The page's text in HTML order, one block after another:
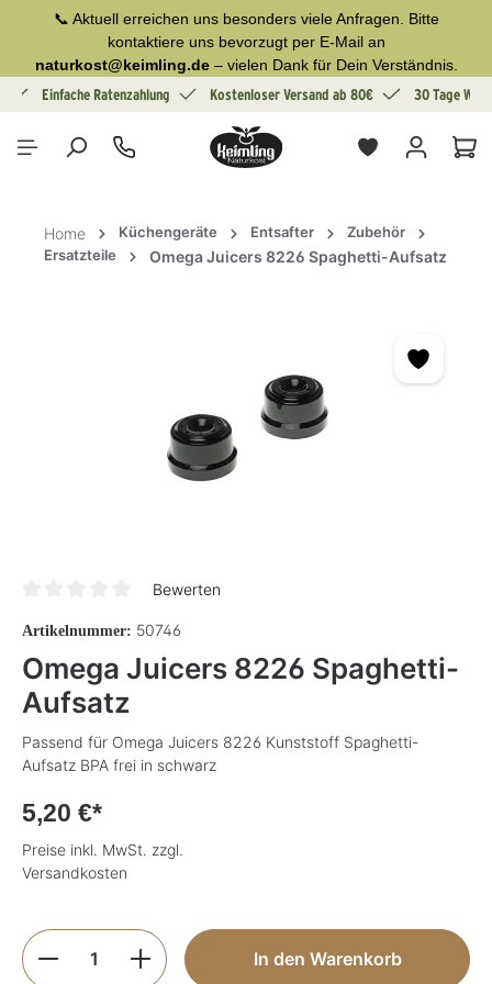
springen
📞 Aktuell erreichen uns besonders viele Anfragen. Bitte
kontaktiere uns bevorzugt per E-Mail an
naturkost@keimling.de– vielen Dank für Dein Verständnis.
Einfache Ratenzahlung Kostenloser Versand ab 80€ 30 Tage
Home Küchengeräte Entsafter
Zubehör
Ersatzteile
Omega Juicers 8226 Spaghetti-Aufsatz
Bewerten
Artikelnummer: 50746
Omega Juicers 8226 Spaghetti-
Aufsatz
Passend für Omega Juicers 8226 Kunststoff Spaghetti-
Aufsatz BPA frei in schwarz
5,20 €*
Preise inkl. MwSt. zzgl.
Versandkosten
Produkt Anzahl: Gib den gewünschten
In den Warenkorb